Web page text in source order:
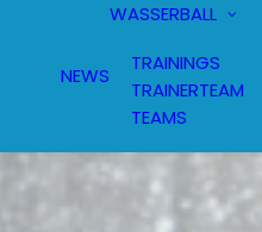
NEWS
WASSERBALL
TRAININGS
TRAINERTEAM
TEAMS